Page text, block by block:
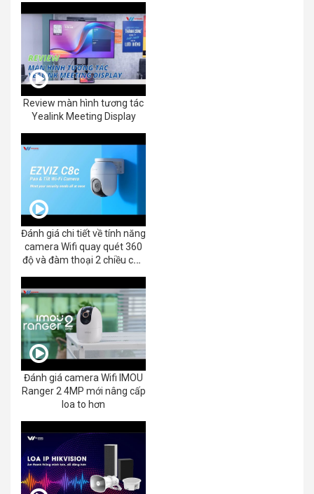
Review màn hình tương tác
Yealink Meeting Display
Đánh giá chi tiết về tính năng
camera Wifi quay quét 360
độ và đàm thoại 2 chiều của
Đánh giá camera Wifi IMOU
Ranger 2 4MP mới nâng cấp
loa to hơn